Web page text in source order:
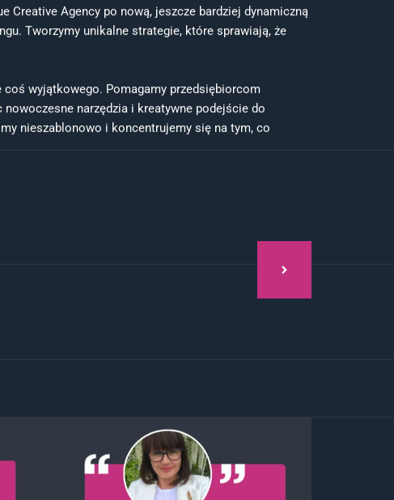
Creative Agency po nową, jeszcze bardziej dynamiczną
Tworzymy unikalne strategie, które sprawiają, że
coś wyjątkowego. Pomagamy przedsiębiorcom
narzędzia i kreatywne podejście do
nieszablonowo i koncentrujemy się na tym, co